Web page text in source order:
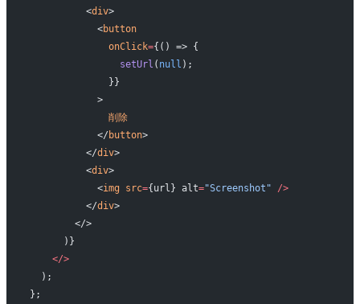
          <
div>
            <
button
              onClick
={() => {
                setUrl
( null );
              }}
            >
              削除
            </
button>
          </
div>
          <
div>
            <
img src={url} alt="Screenshot" />
          </
div>
        </>
      )}
    </>
  );
};